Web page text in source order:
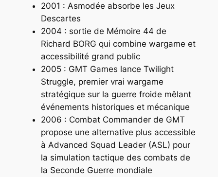
2001 : Asmodée absorbe les Jeux
Descartes
2004 : sortie de Mémoire 44 de
Richard BORG qui combine wargame et
accessibilité grand public
2005 : GMT Games lance Twilight
Struggle, premier vrai wargame
stratégique sur la guerre froide mêlant
événements historiques et mécanique
2006 : Combat Commander de GMT
propose une alternative plus accessible
à Advanced Squad Leader (ASL) pour
la simulation tactique des combats de
la Seconde Guerre mondiale